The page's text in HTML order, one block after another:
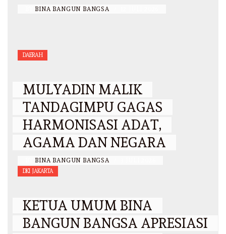
BINA BANGUN BANGSA
DAERAH
MULYADIN MALIK
TANDAGIMPU GAGAS
HARMONISASI ADAT,
AGAMA DAN NEGARA
BINA BANGUN BANGSA
DKI JAKARTA
KETUA UMUM BINA
BANGUN BANGSA APRESIASI